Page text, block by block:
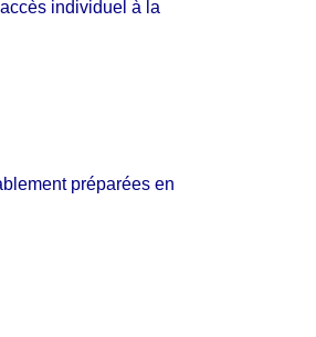
individuel à la
préparées en